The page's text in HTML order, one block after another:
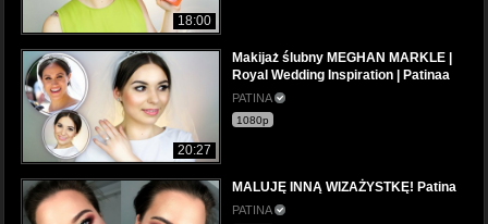
18:00
20:27
Makijaż ślubny MEGHAN MARKLE |
Royal Wedding Inspiration | Patinaa
PATINA
1080p
MALUJĘ INNĄ WIZAŻYSTKĘ! Patina
PATINA